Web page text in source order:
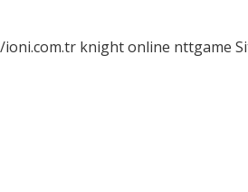
knight online nttgame